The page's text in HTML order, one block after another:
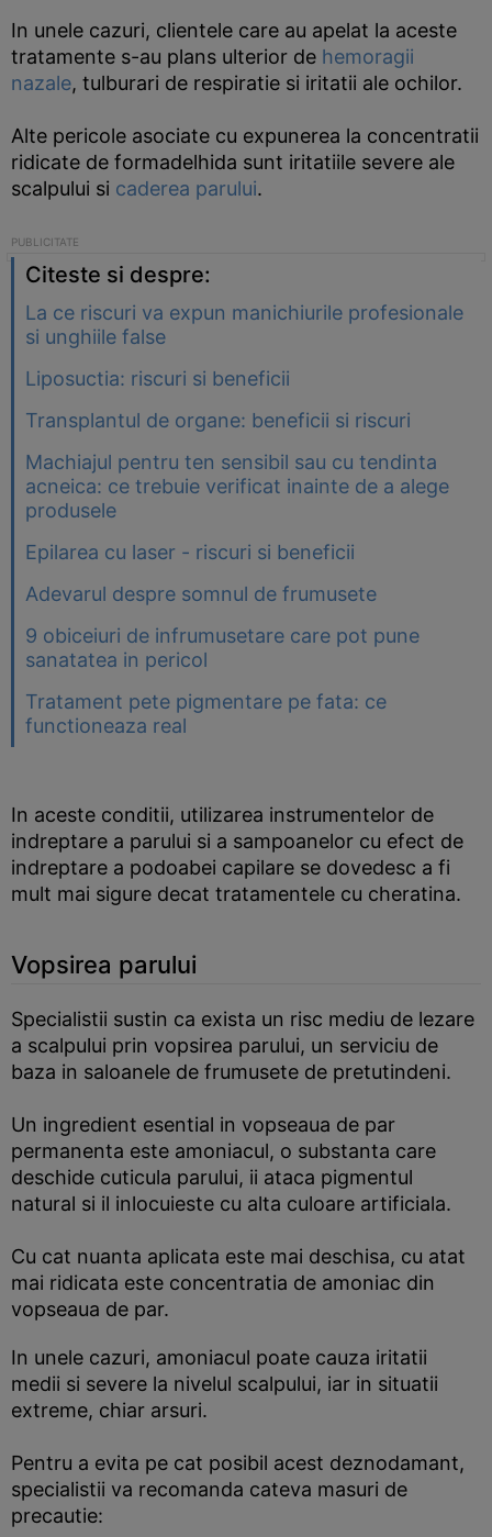
In unele cazuri, clientele care au apelat la aceste
tratamente s-au plans ulterior de hemoragii
nazale, tulburari de respiratie si iritatii ale ochilor.
Alte pericole asociate cu expunerea la concentratii
ridicate de formadelhida sunt iritatiile severe ale
scalpului si caderea parului.
Citeste si despre:
La ce riscuri va expun manichiurile profesionale
si unghiile false
Liposuctia: riscuri si beneficii
Transplantul de organe: beneficii si riscuri
Machiajul pentru ten sensibil sau cu tendinta
acneica: ce trebuie verificat inainte de a alege
produsele
Epilarea cu laser - riscuri si beneficii
Adevarul despre somnul de frumusete
9 obiceiuri de infrumusetare care pot pune
sanatatea in pericol
Tratament pete pigmentare pe fata: ce
functioneaza real
In aceste conditii, utilizarea instrumentelor de
indreptare a parului si a sampoanelor cu efect de
indreptare a podoabei capilare se dovedesc a fi
mult mai sigure decat tratamentele cu cheratina.
Vopsirea parului
Specialistii sustin ca exista un risc mediu de lezare
a scalpului prin vopsirea parului, un serviciu de
baza in saloanele de frumusete de pretutindeni.
Un ingredient esential in vopseaua de par
permanenta este amoniacul, o substanta care
deschide cuticula parului, ii ataca pigmentul
natural si il inlocuieste cu alta culoare artificiala.
Cu cat nuanta aplicata este mai deschisa, cu atat
mai ridicata este concentratia de amoniac din
vopseaua de par.
In unele cazuri, amoniacul poate cauza iritatii
medii si severe la nivelul scalpului, iar in situatii
extreme, chiar arsuri.
Pentru a evita pe cat posibil acest deznodamant,
specialistii va recomanda cateva masuri de
precautie: